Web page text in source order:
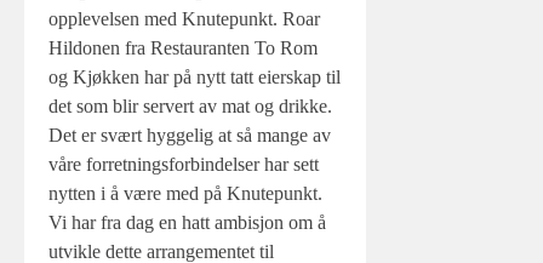
opplevelsen med Knutepunkt. Roar
Hildonen fra Restauranten To Rom
og Kjøkken har på nytt tatt eierskap til
det som blir servert av mat og drikke.
Det er svært hyggelig at så mange av
våre forretningsforbindelser har sett
nytten i å være med på Knutepunkt.
Vi har fra dag en hatt ambisjon om å
utvikle dette arrangementet til